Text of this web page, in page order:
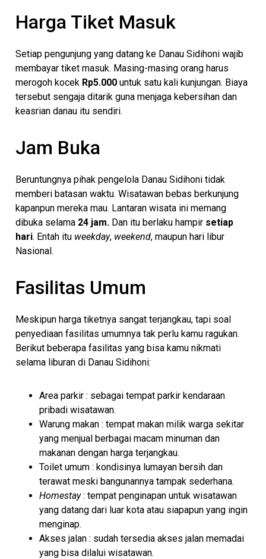
Harga Tiket Masuk
Setiap pengunjung yang datang ke Danau Sidihoni wajib
membayar tiket masuk. Masing-masing orang harus
merogoh kocek Rp5.000 untuk satu kali kunjungan. Biaya
tersebut sengaja ditarik guna menjaga kebersihan dan
keasrian danau itu sendiri.
Jam Buka
Beruntungnya pihak pengelola Danau Sidihoni tidak
memberi batasan waktu. Wisatawan bebas berkunjung
kapanpun mereka mau. Lantaran wisata ini memang
dibuka selama 24 jam. Dan itu berlaku hampir setiap
hari. Entah itu weekday, weekend, maupun hari libur
Nasional.
Fasilitas Umum
Meskipun harga tiketnya sangat terjangkau, tapi soal
penyediaan fasilitas umumnya tak perlu kamu ragukan.
Berikut beberapa fasilitas yang bisa kamu nikmati
selama liburan di Danau Sidihoni:
Area parkir : sebagai tempat parkir kendaraan
pribadi wisatawan.
Warung makan : tempat makan milik warga sekitar
yang menjual berbagai macam minuman dan
makanan dengan harga terjangkau.
Toilet umum : kondisinya lumayan bersih dan
terawat meski bangunannya tampak sederhana.
Homestay: tempat penginapan untuk wisatawan
yang datang dari luar kota atau siapapun yang ingin
menginap.
Akses jalan : sudah tersedia akses jalan memadai
yang bisa dilalui wisatawan.